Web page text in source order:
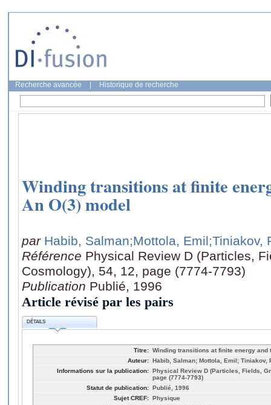
Recherche avancée Historique de recherche
Winding transitions at finite
An O(3) model
par Habib, Salman;Mottola, Emil;Tiniakov,
Référence Physical Review D (Particles,
Cosmology), 54, 12, page (7774-7793)
Publication Publié, 1996
Article révisé par les pairs
DÉTAILS
Titre: Winding transitions at finite energy and
Auteur: Habib, Salman; Mottola, Emil; Tiniakov,
Informations sur la publication: Physical Review D (Particles, Fields,
page (7774-7793)
Statut de publication: Publié, 1996
Sujet CREF: Physique